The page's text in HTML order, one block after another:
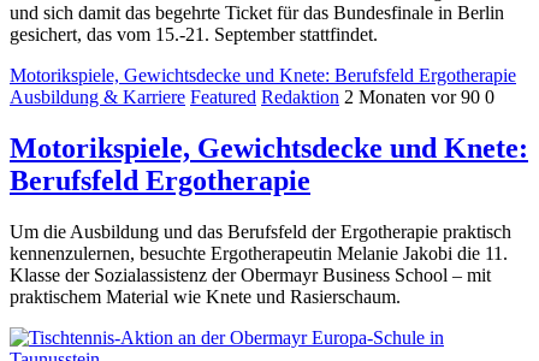
und sich damit das begehrte Ticket für das Bundesfinale in Berlin
gesichert, das vom 15.-21. September stattfindet.
Motorikspiele, Gewichtsdecke und Knete: Berufsfeld Ergotherapie
Ausbildung & Karriere Featured Redaktion 2 Monaten vor 90 0
Motorikspiele, Gewichtsdecke und Knete:
Berufsfeld Ergotherapie
Um die Ausbildung und das Berufsfeld der Ergotherapie praktisch
kennenzulernen, besuchte Ergotherapeutin Melanie Jakobi die 11.
Klasse der Sozialassistenz der Obermayr Business School – mit
praktischem Material wie Knete und Rasierschaum.